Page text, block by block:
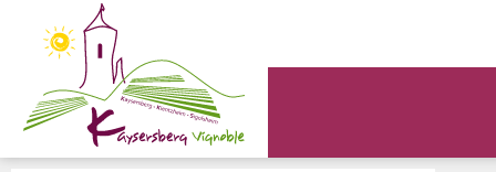
Panneau de gestion des cookies